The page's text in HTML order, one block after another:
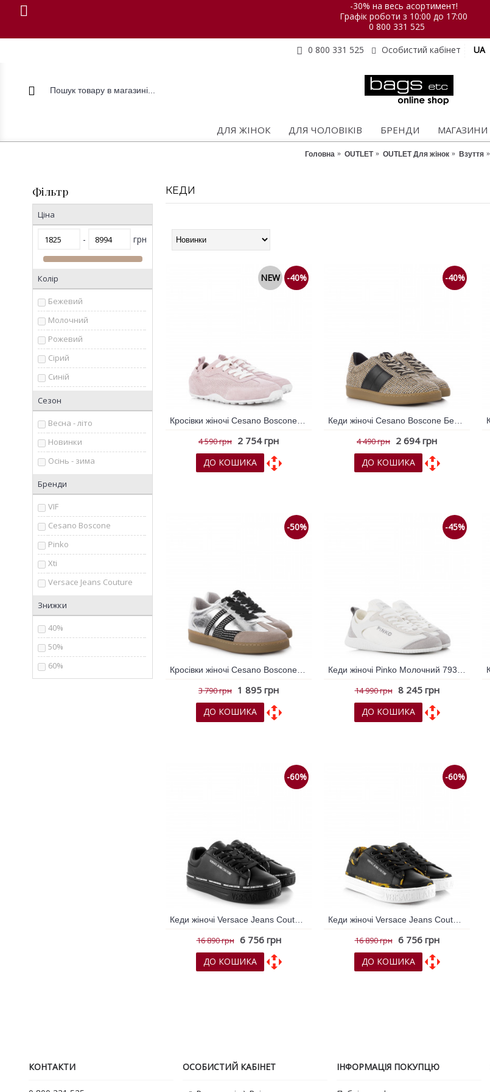
-30% на весь асортимент!
Графік роботи з 10:00 до 17:00
0 800 331 525
0 800 331 525
Особистий кабінет UA
ДЛЯ ЖІНОК ДЛЯ ЧОЛОВІКІВ БРЕНДИ МАГАЗИНИ
Головна OUTLET OUTLET Для жінок Взуття
Фільтр
Ціна
- грн
Колір
Бежевий
Молочний
Рожевий
Сірий
Синій
чорний
Сезон
Весна - літо
Новинки
Осінь - зима
Бренди
VIF
Cesano Boscone
Pinko
Xti
Versace Jeans Couture
Знижки
40%
50%
60%
КЕДИ
-40%
NEW
4 590 грн 2 754 грн
ДО КОШИКА
-40%
4 490 грн 2 694 грн
ДО КОШИКА
-50%
Кросівки жіночі Cesano Boscone Срібний 793287
3 790 грн 1 895 грн
ДО КОШИКА
-45%
Кеди жіночі Pinko Молочний 793500
14 990 грн 8 245 грн
ДО КОШИКА
-60%
16 890 грн 6 756 грн
ДО КОШИКА
-60%
16 890 грн 6 756 грн
ДО КОШИКА
КОНТАКТИ ОСОБИСТИЙ КАБІНЕТ ІНФОРМАЦІЯ ПОКУПЦЮ